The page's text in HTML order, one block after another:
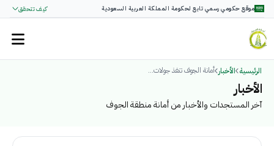
موقع حكومي رسمي تابع لحكومة المملكة العربية السعودية كيف تتحقق
الرئيسية الأخبار أمانة الجوف تنفذ جولات...
الأخبار
آخر المستجدات والأخبار من أمانة منطقة الجوف